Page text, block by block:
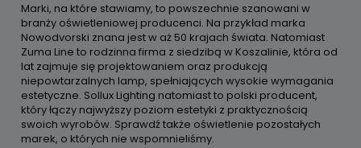
Marki, na które stawiamy, to powszechnie szanowani w
branży oświetleniowej producenci. Na przykład marka
Nowodvorski znana jest w aż 50 krajach świata. Natomiast
Zuma Line to rodzinna firma z siedzibą w Koszalinie, która od
lat zajmuje się projektowaniem oraz produkcją
niepowtarzalnych lamp, spełniających wysokie wymagania
estetyczne. Sollux Lighting natomiast to polski producent,
który łączy najwyższy poziom estetyki z praktycznością
swoich wyrobów. Sprawdź także oświetlenie pozostałych
marek, o których nie wspomnieliśmy.